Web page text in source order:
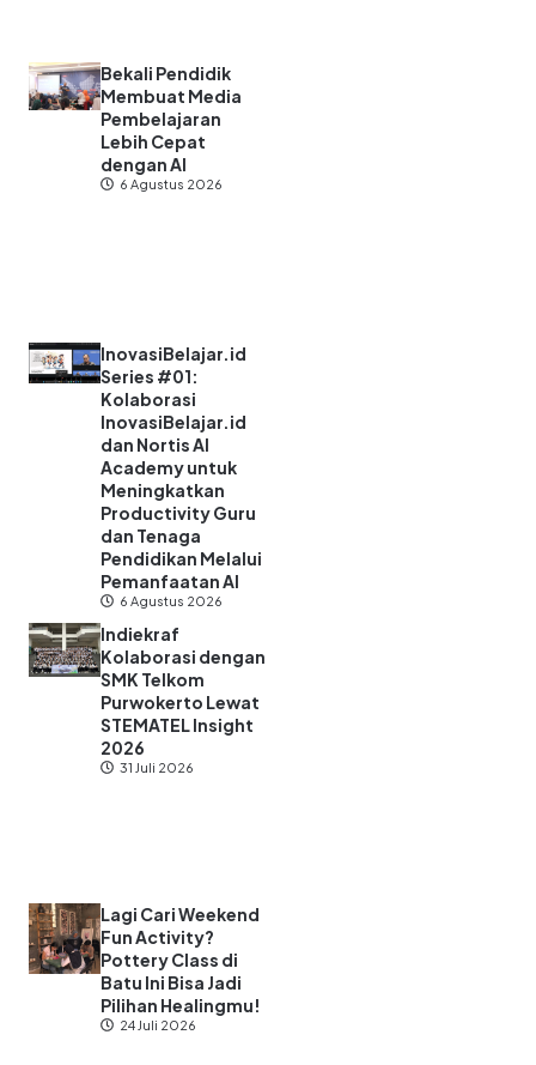
Bekali Pendidik
Membuat Media
Pembelajaran
Lebih Cepat
dengan AI
6 Agustus 2026
InovasiBelajar.id
Series #01:
Kolaborasi
InovasiBelajar.id
dan Nortis AI
Academy untuk
Meningkatkan
Productivity Guru
dan Tenaga
Pendidikan Melalui
Pemanfaatan AI
6 Agustus 2026
Indiekraf
Kolaborasi dengan
SMK Telkom
Purwokerto Lewat
STEMATEL Insight
2026
31 Juli 2026
Lagi Cari Weekend
Fun Activity?
Pottery Class di
Batu Ini Bisa Jadi
Pilihan Healingmu!
24 Juli 2026